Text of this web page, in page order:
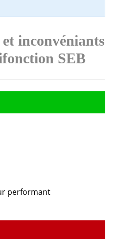
inconvéniants
SEB
performant